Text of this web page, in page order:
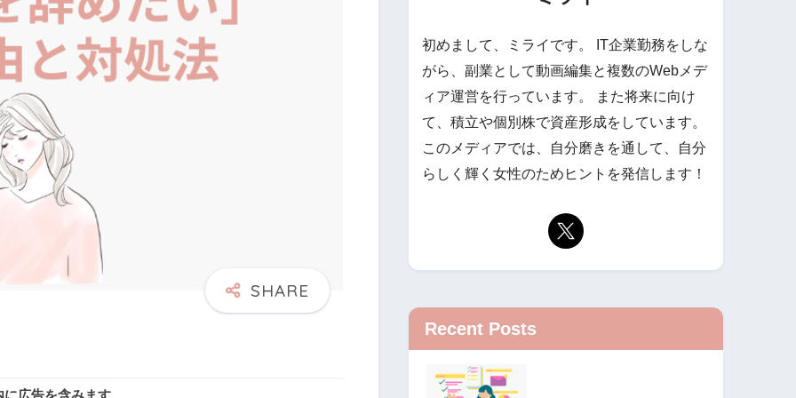
に広告を含みます
初めまして、ミライです。 IT企業勤務をしな
がら、副業として動画編集と複数のWebメデ
ィア運営を行っています。 また将来に向け
て、積立や個別株で資産形成をしています。
このメディアでは、自分磨きを通して、自分
らしく輝く女性のためヒントを発信します！
Recent Posts